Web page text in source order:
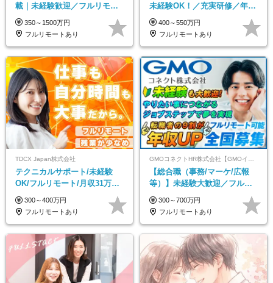
載｜未経験歓迎／フルリモー
トOK／月給32万＋賞与
350～1500万円
フルリモートあり
未経験OK！／充実研修／年休
127日～／残業なし／平均20代
／リモートOK
400～550万円
フルリモートあり
TDCX Japan株式会社
テクニカルサポート/未経験
OK/フルリモート/月収31万円
可/月最大3万のインセンティ
ブ支給/平均年齢33歳
300～400万円
フルリモートあり
【総合職（事務/マーケ/広報
等）】未経験大歓迎／フルリ
モ可で全国募集！年収アップ
多数★年休最大130日★
300～700万円
フルリモートあり